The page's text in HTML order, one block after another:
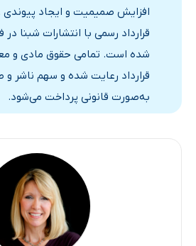
عادت ارتباطی
عادت ارتباطی آگاهانۀ شمارۀ 18: اماها را رها کنید
عادت ارتباطی
مستقیم بزنید
عادت ارتباطی آگاهانۀ شمارۀ 21: عذرخواهی آگاهانه را بیاموزید
عادت ارتباطی
افزایش صمیمیت و ایجاد
قرارداد رسمی با انتشارات شبنا در
شده است. تمامی حقوق مادی و
قرارداد رعایت شده و سهم ناشر و
به‌صورت قانونی پرداخت می‌شود.